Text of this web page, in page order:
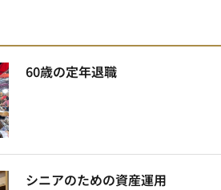
60歳の定年退職
シニアのための資産運用